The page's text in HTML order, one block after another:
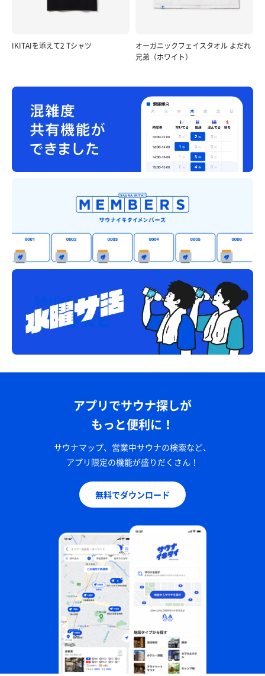
鰹のたたき、土鍋ご飯、海ぶどう
IKITAIを添えて2 Tシャツ
オーガニックフェイスタオル よだれ
兄弟（ホワイト）
アプリでサウナ探しが
もっと便利に！
サウナマップ、営業中サウナの検索など、
アプリ限定の機能が盛りだくさん！
無料でダウンロード